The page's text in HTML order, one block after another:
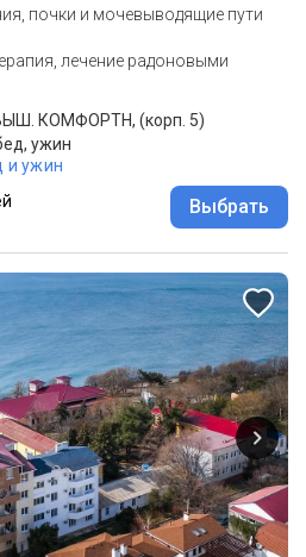
почки и мочевыводящие пути
лечение радоновыми
КОМФОРТН, (корп. 5)
ужин
и ужин
Выбрать